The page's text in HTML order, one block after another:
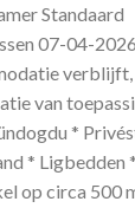
Standaard
07-04-
verblijft,
van
*
* Ligbedden
op circa 500